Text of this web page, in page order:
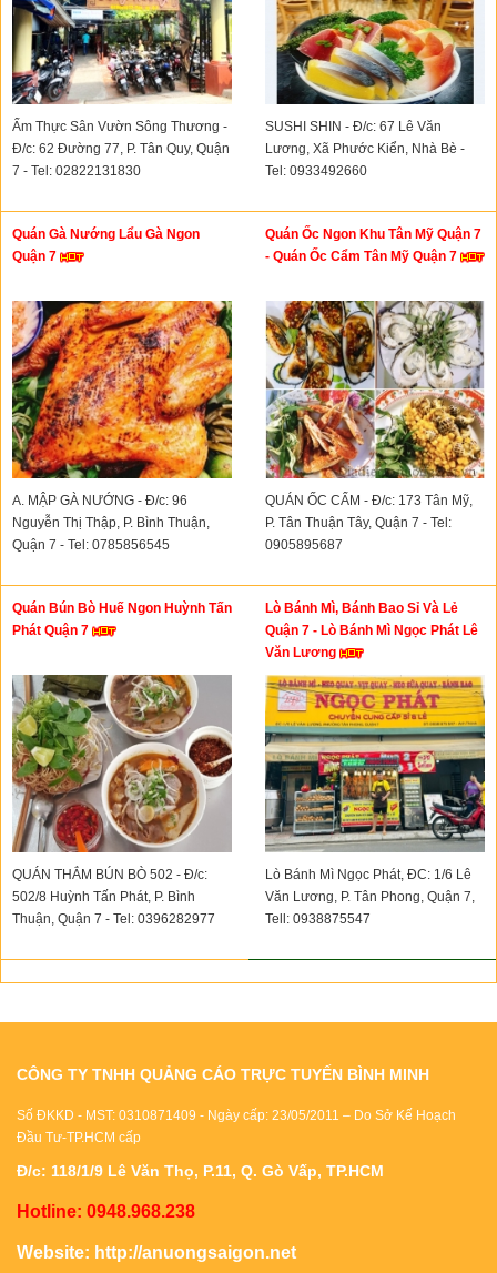
Ẩm Thực Sân Vườn Sông Thương -
Đ/c: 62 Đường 77, P. Tân Quy, Quận
7 - Tel: 02822131830
SUSHI SHIN - Đ/c: 67 Lê Văn
Lương, Xã Phước Kiển, Nhà Bè -
Tel: 0933492660
Quán Gà Nướng Lẩu Gà Ngon
Quận 7
A. MẬP GÀ NƯỚNG - Đ/c: 96
Nguyễn Thị Thập, P. Bình Thuận,
Quận 7 - Tel: 0785856545
Quán Ốc Ngon Khu Tân Mỹ Quận 7
- Quán Ốc Cẩm Tân Mỹ Quận 7
QUÁN ỐC CẨM - Đ/c: 173 Tân Mỹ,
P. Tân Thuận Tây, Quận 7 - Tel:
0905895687
Quán Bún Bò Huế Ngon Huỳnh Tấn
Phát Quận 7
QUÁN THẮM BÚN BÒ 502 - Đ/c:
502/8 Huỳnh Tấn Phát, P. Bình
Thuận, Quận 7 - Tel: 0396282977
Lò Bánh Mì, Bánh Bao Sỉ Và Lẻ
Quận 7 - Lò Bánh Mì Ngọc Phát Lê
Văn Lương
Lò Bánh Mì Ngọc Phát, ĐC: 1/6 Lê
Văn Lương, P. Tân Phong, Quận 7,
Tell: 0938875547
CÔNG TY TNHH QUẢNG CÁO TRỰC TUYẾN BÌNH MINH
Số ĐKKD - MST: 0310871409 - Ngày cấp: 23/05/2011 – Do Sở Kế Hoạch
Đầu Tư-TP.HCM cấp
Đ/c: 118/1/9 Lê Văn Thọ, P.11, Q. Gò Vấp, TP.HCM
Hotline: 0948.968.238
Website: http://anuongsaigon.net